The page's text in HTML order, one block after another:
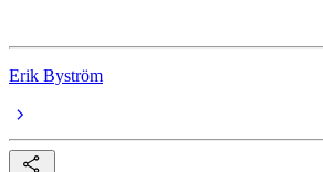
Erik Byström